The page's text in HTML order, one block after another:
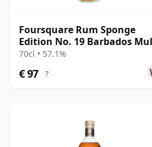
Foursquare Rum Sponge
Edition No. 19 Barbados
Vintage 2 15 jaar oud Rum
70cl • 57.1%
€ 97 ?